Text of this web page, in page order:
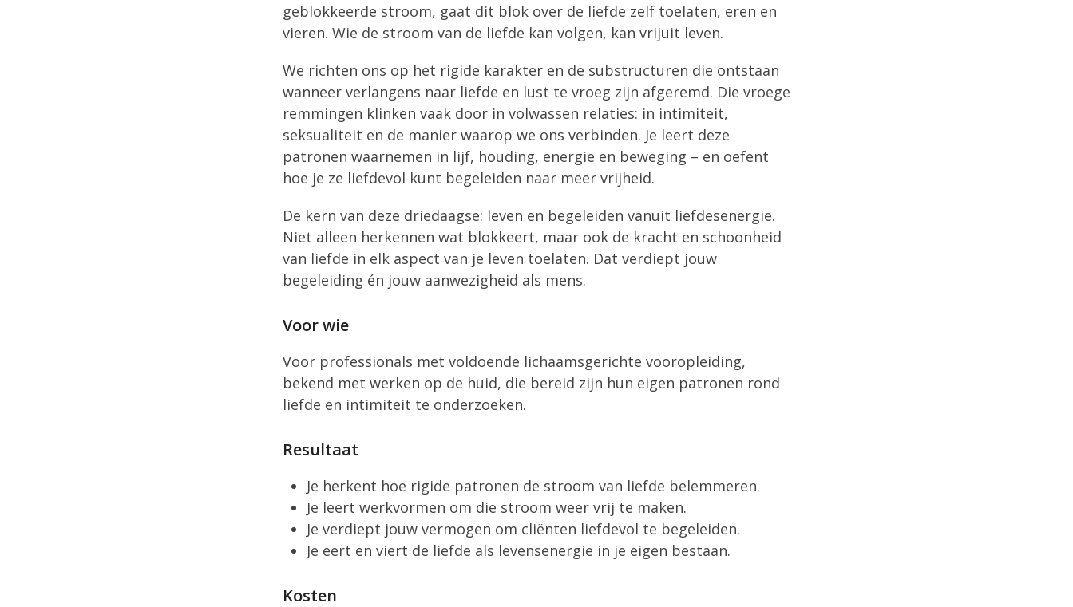
geblokkeerde stroom, gaat dit blok over de liefde zelf toelaten, eren en
vieren. Wie de stroom van de liefde kan volgen, kan vrijuit leven.
We richten ons op het rigide karakter en de substructuren die ontstaan
wanneer verlangens naar liefde en lust te vroeg zijn afgeremd. Die vroege
remmingen klinken vaak door in volwassen relaties: in intimiteit,
seksualiteit en de manier waarop we ons verbinden. Je leert deze
patronen waarnemen in lijf, houding, energie en beweging – en oefent
hoe je ze liefdevol kunt begeleiden naar meer vrijheid.
De kern van deze driedaagse: leven en begeleiden vanuit liefdesenergie.
Niet alleen herkennen wat blokkeert, maar ook de kracht en schoonheid
van liefde in elk aspect van je leven toelaten. Dat verdiept jouw
begeleiding én jouw aanwezigheid als mens.
Voor wie
Voor professionals met voldoende lichaamsgerichte vooropleiding,
bekend met werken op de huid, die bereid zijn hun eigen patronen rond
liefde en intimiteit te onderzoeken.
Resultaat
Je herkent hoe rigide patronen de stroom van liefde belemmeren.
Je leert werkvormen om die stroom weer vrij te maken.
Je verdiept jouw vermogen om cliënten liefdevol te begeleiden.
Je eert en viert de liefde als levensenergie in je eigen bestaan.
Kosten